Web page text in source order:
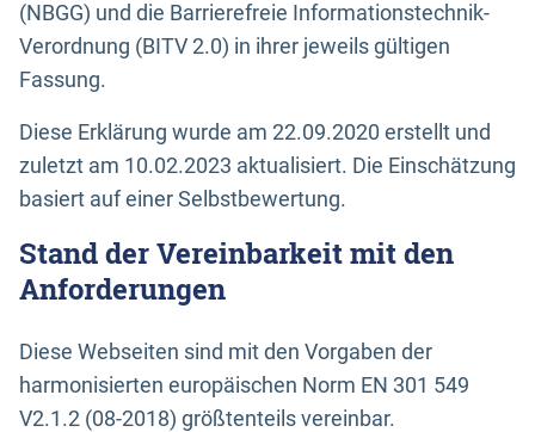
(NBGG) und die Barrierefreie Informationstechnik-
Verordnung (BITV 2.0) in ihrer jeweils gültigen
Fassung.
Diese Erklärung wurde am 22.09.2020 erstellt und
zuletzt am 10.02.2023 aktualisiert. Die Einschätzung
basiert auf einer Selbstbewertung.
Stand der Vereinbarkeit mit den
Anforderungen
Diese Webseiten sind mit den Vorgaben der
harmonisierten europäischen Norm EN 301 549
V2.1.2 (08-2018) größtenteils vereinbar.